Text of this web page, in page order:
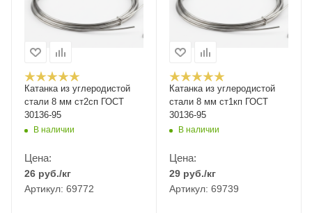
Катанка из углеродистой
стали 8 мм ст2сп ГОСТ
30136-95
В наличии
Цена:
26 руб./кг
Артикул: 69772
Катанка из углеродистой
стали 8 мм ст1кп ГОСТ
30136-95
В наличии
Цена:
29 руб./кг
Артикул: 69739